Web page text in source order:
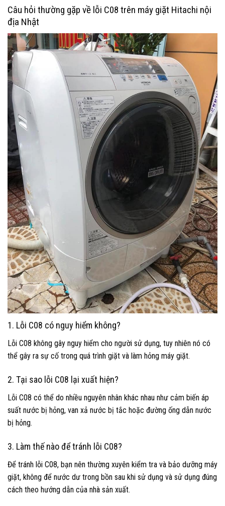
Câu hỏi thường gặp về lỗi C08 trên máy giặt Hitachi nội
địa Nhật
1. Lỗi C08 có nguy hiểm không?
Lỗi C08 không gây nguy hiểm cho người sử dụng, tuy nhiên nó có
thể gây ra sự cố trong quá trình giặt và làm hỏng máy giặt.
2. Tại sao lỗi C08 lại xuất hiện?
Lỗi C08 có thể do nhiều nguyên nhân khác nhau như cảm biến áp
suất nước bị hỏng, van xả nước bị tắc hoặc đường ống dẫn nước
bị hỏng.
3. Làm thế nào để tránh lỗi C08?
Để tránh lỗi C08, bạn nên thường xuyên kiểm tra và bảo dưỡng máy
giặt, không để nước dư trong bồn sau khi sử dụng và sử dụng đúng
cách theo hướng dẫn của nhà sản xuất.